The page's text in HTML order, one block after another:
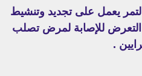
يعمل على تجديد وتنشيط
التعرض للإصابة لمرض تصلب
.